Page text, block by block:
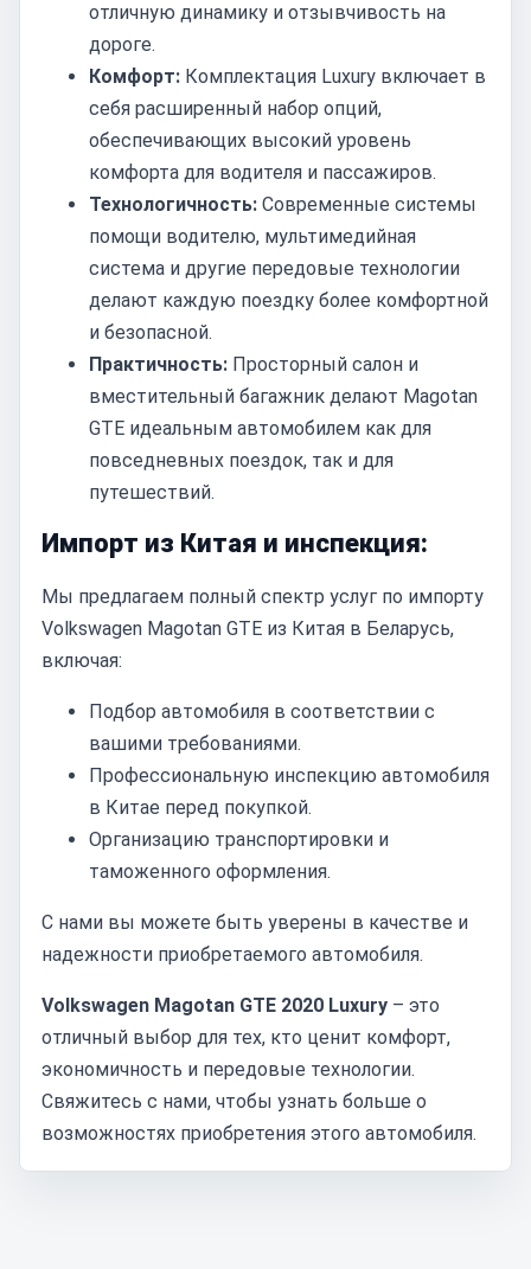
отличную динамику и отзывчивость на
дороге.
Комфорт: Комплектация Luxury включает в
себя расширенный набор опций,
обеспечивающих высокий уровень
комфорта для водителя и пассажиров.
Технологичность: Современные системы
помощи водителю, мультимедийная
система и другие передовые технологии
делают каждую поездку более комфортной
и безопасной.
Практичность: Просторный салон и
вместительный багажник делают Magotan
GTE идеальным автомобилем как для
повседневных поездок, так и для
путешествий.
Импорт из Китая и инспекция:
Мы предлагаем полный спектр услуг по импорту
Volkswagen Magotan GTE из Китая в Беларусь,
включая:
Подбор автомобиля в соответствии с
вашими требованиями.
Профессиональную инспекцию автомобиля
в Китае перед покупкой.
Организацию транспортировки и
таможенного оформления.
С нами вы можете быть уверены в качестве и
надежности приобретаемого автомобиля.
Volkswagen Magotan GTE 2020 Luxury – это
отличный выбор для тех, кто ценит комфорт,
экономичность и передовые технологии.
Свяжитесь с нами, чтобы узнать больше о
возможностях приобретения этого автомобиля.